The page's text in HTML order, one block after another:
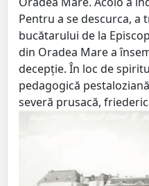
Pentru a se descurca,
bucătarului de la
din Oradea Mare a
decepţie. În loc de
pedagogică
severă prusacă,